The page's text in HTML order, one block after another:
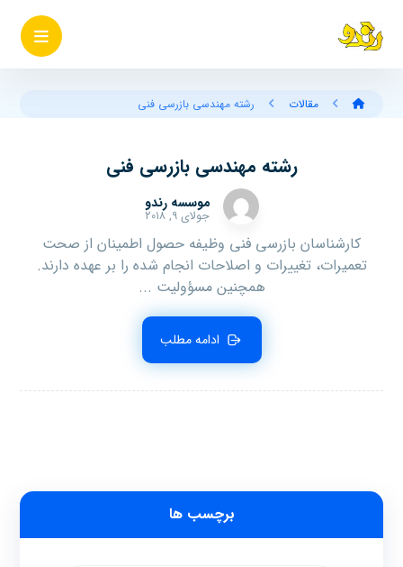
مقالات رشته مهندسی بازرسی فنی
رشته مهندسی بازرسی فنی
موسسه رندو
جولای ۹, ۲۰۱۸
کارشناسان بازرسی فنی وظیفه حصول اطمینان از صحت
تعمیرات، تغییرات و اصلاحات انجام شده را بر عهده دارند.
همچنین مسؤولیت ...
ادامه مطلب
برچسب ها